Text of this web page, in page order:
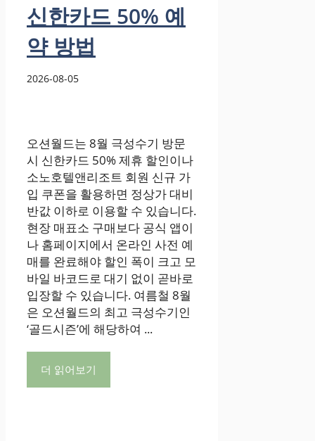
신한카드 50% 예
약 방법
2026-08-05
오션월드는 8월 극성수기 방문
시 신한카드 50% 제휴 할인이나
소노호텔앤리조트 회원 신규 가
입 쿠폰을 활용하면 정상가 대비
반값 이하로 이용할 수 있습니다.
현장 매표소 구매보다 공식 앱이
나 홈페이지에서 온라인 사전 예
매를 완료해야 할인 폭이 크고 모
바일 바코드로 대기 없이 곧바로
입장할 수 있습니다. 여름철 8월
은 오션월드의 최고 극성수기인
‘골드시즌’에 해당하여 ...
더 읽어보기